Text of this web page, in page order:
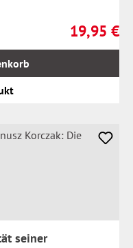
Regulärer
19,95 €
seiner